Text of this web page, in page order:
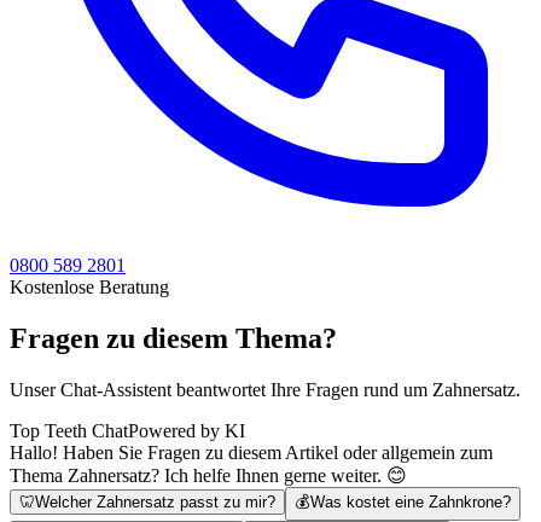
0800 589 2801
Kostenlose Beratung
Fragen zu diesem Thema?
Unser Chat-Assistent beantwortet Ihre Fragen rund um Zahnersatz.
Top Teeth ChatPowered by KI
Hallo! Haben Sie Fragen zu diesem Artikel oder allgemein zum
Thema Zahnersatz? Ich helfe Ihnen gerne weiter. 😊
🦷Welcher Zahnersatz passt zu mir? 💰Was kostet eine Zahnkrone?